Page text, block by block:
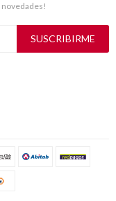
novedades!
SUSCRIBIRME